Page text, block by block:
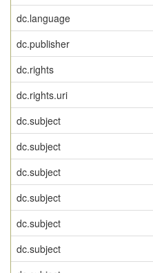
dc.language
dc.publisher
dc.rights
dc.rights.uri
dc.subject
dc.subject
dc.subject
dc.subject
dc.subject
dc.subject